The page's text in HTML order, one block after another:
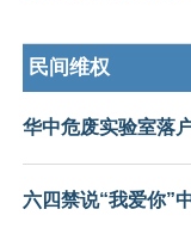
民间维权
华中危废实验室落
六四禁说“我爱你”